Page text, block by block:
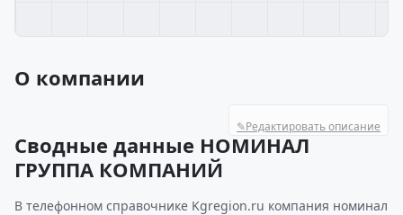
О компании
✎Редактировать описание
Сводные данные НОМИНАЛ
ГРУППА КОМПАНИЙ
В телефонном справочнике Kgregion.ru компания номинал